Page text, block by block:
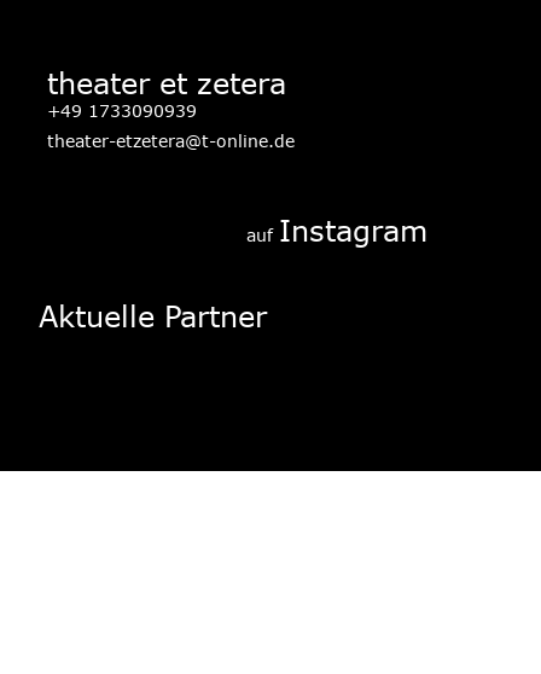
theater et zetera
+49 1733090939
Aktuelle Partner
auf Instagram
theater-etzetera@t-online.de